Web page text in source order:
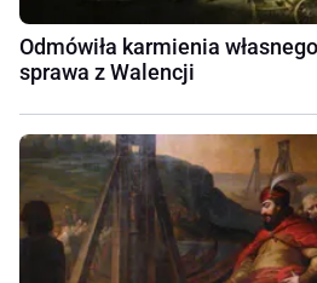
Odmówiła karmienia
sprawa z Walencji